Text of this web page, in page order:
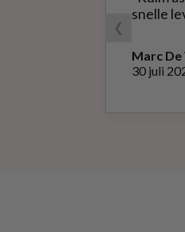
❮
snelle
Marc
30 juli